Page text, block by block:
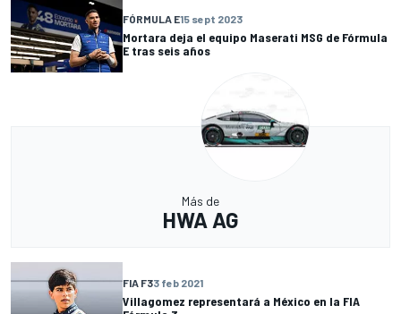
FÓRMULA E15 sept 2023
Mortara deja el equipo Maserati MSG de Fórmula
E tras seis años
Más de
HWA AG
FIA F33 feb 2021
Villagomez representará a México en la FIA